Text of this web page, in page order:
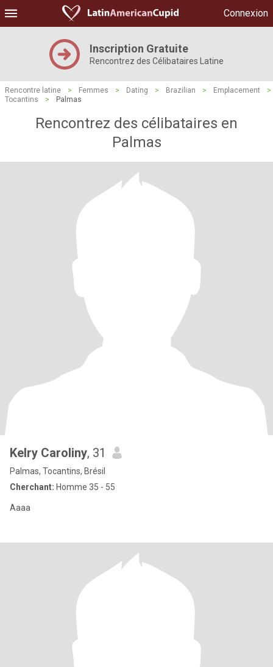
Connexion
Inscription Gratuite
Rencontrez des Célibataires Latine
Rencontre latine > Femmes > Dating > Brazilian > Emplacement
>
Tocantins
> Palmas
Rencontrez des célibataires en
Palmas
Kelry Caroliny, 31
Palmas, Tocantins, Brésil
Cherchant: Homme 35 - 55
Aaaa